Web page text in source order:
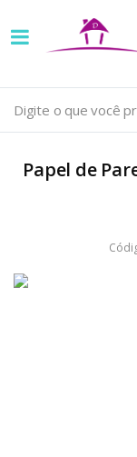
com
papel
é
Papel de